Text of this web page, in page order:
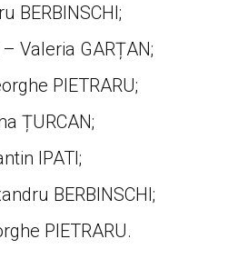
BERBINSCHI;
Valeria GARȚAN;
PIETRARU;
ȚURCAN;
IPATI;
BERBINSCHI;
PIETRARU.